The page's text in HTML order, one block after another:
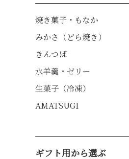
焼き菓子・もなか
みかさ（どら焼き）
きんつば
水羊羹・ゼリー
生菓子（冷凍）
AMATSUGI
ギフト用から選ぶ